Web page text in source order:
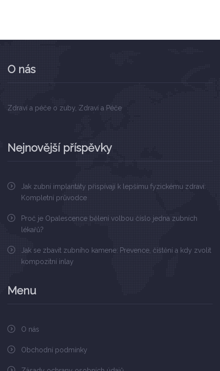
O nás
Zdraví a péče o zuby, Zdraví a Péče
Nejnovější příspěvky
Jak zubní implantáty přispívají k lepšímu fyzickému zdraví:
Kompletní průvodce
Proč je Opalescence bělení volbou číslo jedna zubních
lékařů?
Jak se zbavit zubního kamene: Prevence, čištění a kdy zvolit
kompozitní inlay
Menu
O nás
Obchodní podmínky